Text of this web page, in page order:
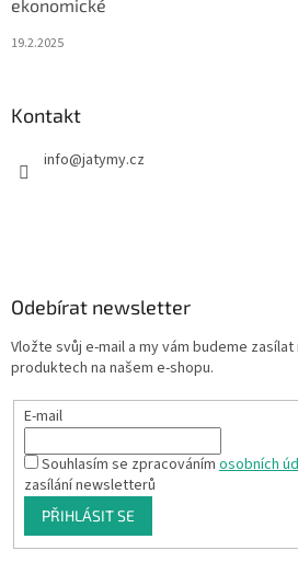
ekonomické
19.2.2025
Kontakt
info@jatymy.cz
Odebírat newsletter
Vložte svůj e-mail a my vám budeme
produktech na našem e-shopu.
E-mail
Souhlasím se zpracovánímosobních
zasílání newsletterů
PŘIHLÁSIT SE